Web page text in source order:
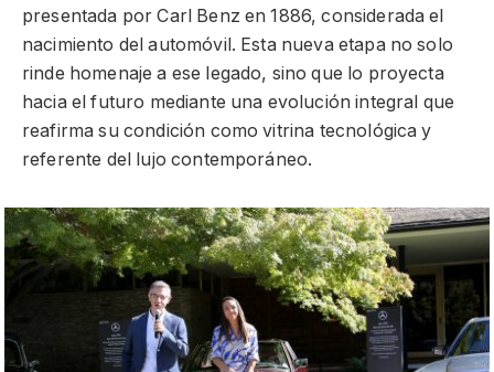
presentada por Carl Benz en 1886, considerada el
nacimiento del automóvil. Esta nueva etapa no solo
rinde homenaje a ese legado, sino que lo proyecta
hacia el futuro mediante una evolución integral que
reafirma su condición como vitrina tecnológica y
referente del lujo contemporáneo.